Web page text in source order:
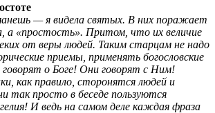
— я видела святых. В них поражает
а «простость». Притом, что их величие
от веры людей. Таким старцам не надо
приемы, применять богословские
о Боге! Они говорят с Ним!
как правило, сторонятся людей и
так просто в беседе пользуются
И ведь на самом деле каждая фраза